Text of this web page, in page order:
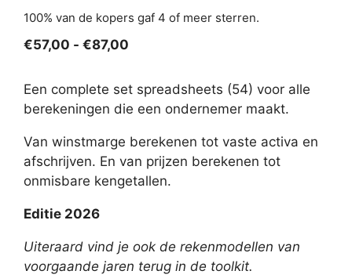
100% van de kopers gaf 4 of meer sterren.
€57,00 - €87,00
tot
€87,00
Een complete set spreadsheets (54) voor alle
berekeningen die een ondernemer maakt.
Van winstmarge berekenen tot vaste activa en
afschrijven. En van prijzen berekenen tot
onmisbare kengetallen.
Editie 2026
Uiteraard vind je ook de rekenmodellen van
voorgaande jaren terug in de toolkit.